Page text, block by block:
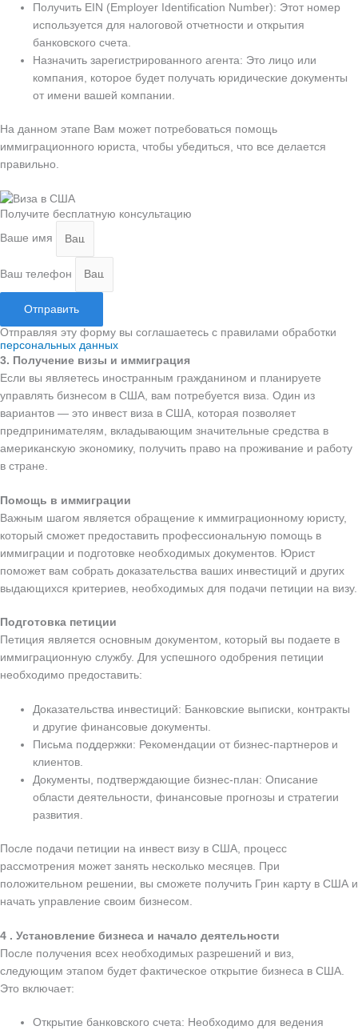
Получить EIN (Employer Identification Number): Этот номер
используется для налоговой отчетности и открытия
банковского счета.
Назначить зарегистрированного агента: Это лицо или
компания, которое будет получать юридические документы
от имени вашей компании.
На данном этапе Вам может потребоваться помощь
иммиграционного юриста, чтобы убедиться, что все делается
правильно.
Получите бесплатную консультацию
Ваше имя
Ваш телефон
Отправить
Отправляя эту форму вы соглашаетесь с правилами обработки
персональных данных
3. Получение визы и иммиграция
Если вы являетесь иностранным гражданином и планируете
управлять бизнесом в США, вам потребуется виза. Один из
вариантов — это инвест виза в США, которая позволяет
предпринимателям, вкладывающим значительные средства в
американскую экономику, получить право на проживание и работу
в стране.
Помощь в иммиграции
Важным шагом является обращение к иммиграционному юристу,
который сможет предоставить профессиональную помощь в
иммиграции и подготовке необходимых документов. Юрист
поможет вам собрать доказательства ваших инвестиций и других
выдающихся критериев, необходимых для подачи петиции на визу.
Подготовка петиции
Петиция является основным документом, который вы подаете в
иммиграционную службу. Для успешного одобрения петиции
необходимо предоставить:
Доказательства инвестиций: Банковские выписки, контракты
и другие финансовые документы.
Письма поддержки: Рекомендации от бизнес-партнеров и
клиентов.
Документы, подтверждающие бизнес-план: Описание
области деятельности, финансовые прогнозы и стратегии
развития.
После подачи петиции на инвест визу в США, процесс
рассмотрения может занять несколько месяцев. При
положительном решении, вы сможете получить Грин карту в США и
начать управление своим бизнесом.
4 . Установление бизнеса и начало деятельности
После получения всех необходимых разрешений и виз,
следующим этапом будет фактическое открытие бизнеса в США.
Это включает:
Открытие банковского счета: Необходимо для ведения